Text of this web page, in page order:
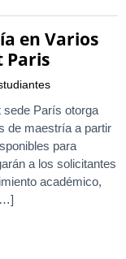
en Varios
Paris
París otorga
de maestría a partir
para
a los solicitantes
académico,